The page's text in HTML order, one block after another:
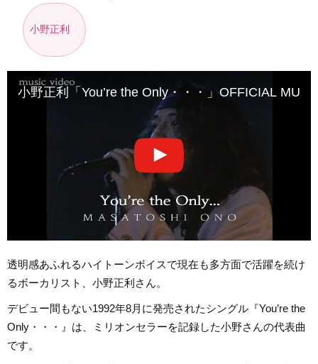
小野正利
小野正利「You’re the Only・・・」OFFICIAL
透明感あふれるハイトーンボイスで現在も多方面で活躍を続け
るボーカリスト、小野正利さん。
デビュー間もない1992年8月に発売されたシングル『You’re the
Only・・・』は、ミリオンセラーを記録した小野さんの代表曲
です。